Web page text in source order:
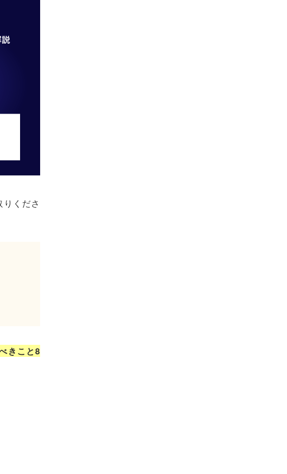
くださ
きこと8